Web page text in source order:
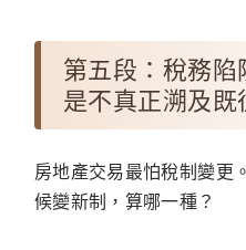
第五段：稅務陷
是不真正溯及既
房地產交易最怕稅制變更
候變新制，算哪一種？